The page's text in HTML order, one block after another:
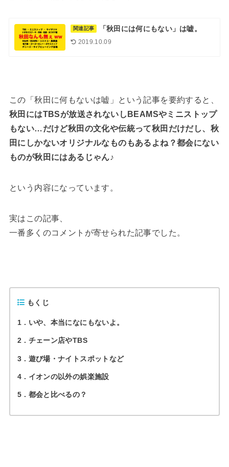
関連記事 「秋田には何にもない」は嘘。
2019.10.09
この「秋田に何もないは嘘」という記事を要約すると、
秋田にはTBSが放送されないしBEAMSやミニストップ
もない…だけど秋田の文化や伝統って秋田だけだし、秋
田にしかないオリジナルなものもあるよね？都会にない
ものが秋田にはあるじゃん♪
という内容になっています。
実はこの記事、
一番多くのコメントが寄せられた記事でした。
もくじ
1 いや、本当になにもないよ。
2 チェーン店やTBS
3 遊び場・ナイトスポットなど
4 イオンの以外の娯楽施設
5 都会と比べるの？